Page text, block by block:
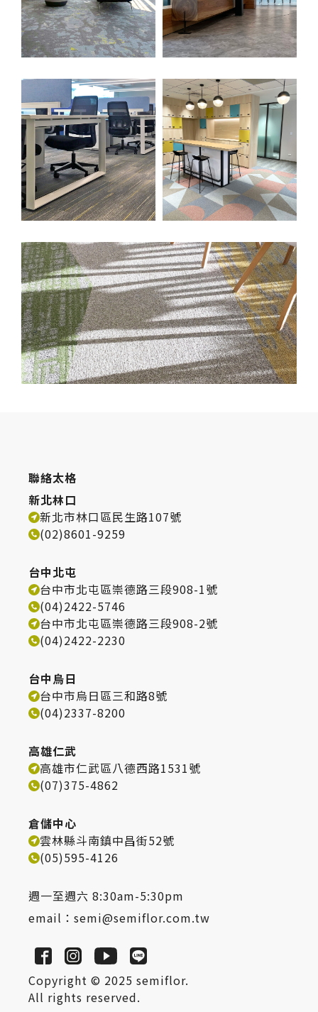
聯絡太格
新北林口
新北市林口區民生路107號
(02)8601-9259
台中北屯
台中市北屯區崇德路三段908-1號
(04)2422-5746
台中市北屯區崇德路三段908-2號
(04)2422-2230
台中烏日
台中市烏日區三和路8號
(04)2337-8200
高雄仁武
高雄市仁武區八德西路1531號
(07)375-4862
倉儲中心
雲林縣斗南鎮中昌街52號
(05)595-4126
週一至週六 8:30am-5:30pm
email： semi@semiflor.com.tw
Copyright © 2025 semiflor.
All rights reserved.